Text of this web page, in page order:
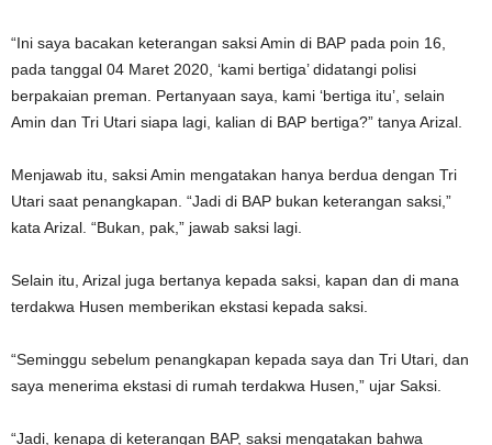
“Ini saya bacakan keterangan saksi Amin di BAP pada poin 16,
pada tanggal 04 Maret 2020, ‘kami bertiga’ didatangi polisi
berpakaian preman. Pertanyaan saya, kami ‘bertiga itu’, selain
Amin dan Tri Utari siapa lagi, kalian di BAP bertiga?” tanya Arizal.
Menjawab itu, saksi Amin mengatakan hanya berdua dengan Tri
Utari saat penangkapan. “Jadi di BAP bukan keterangan saksi,”
kata Arizal. “Bukan, pak,” jawab saksi lagi.
Selain itu, Arizal juga bertanya kepada saksi, kapan dan di mana
terdakwa Husen memberikan ekstasi kepada saksi.
“Seminggu sebelum penangkapan kepada saya dan Tri Utari, dan
saya menerima ekstasi di rumah terdakwa Husen,” ujar Saksi.
“Jadi, kenapa di keterangan BAP, saksi mengatakan bahwa